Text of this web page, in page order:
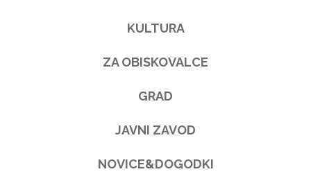
KULTURA
ZA OBISKOVALCE
GRAD
JAVNI ZAVOD
NOVICE&DOGODKI